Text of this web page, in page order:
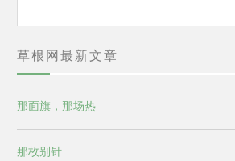
索
草根网最新文章
那面旗，那场热
那枚别针